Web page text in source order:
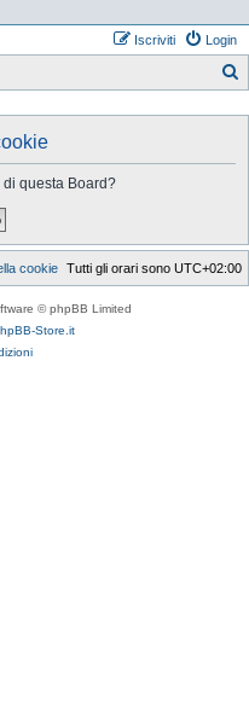
Login
Iscriviti
questa Board?
Tutti gli orari sono UTC+02:00
cookie
© phpBB Limited
Store.it